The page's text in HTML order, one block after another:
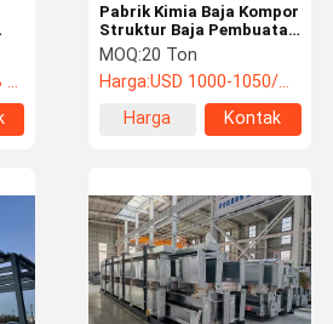
Pabrik Kimia Baja Kompor
Struktur Baja Pembuatan
Peralatan Lingkungan
MOQ:20 Ton
Harga:USD 1000-1050/TON
Harga
Kontak